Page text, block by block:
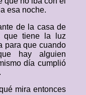
esa noche.
de la casa de
que tiene la luz
para que cuando
hay alguien
día cumplió
mira entonces